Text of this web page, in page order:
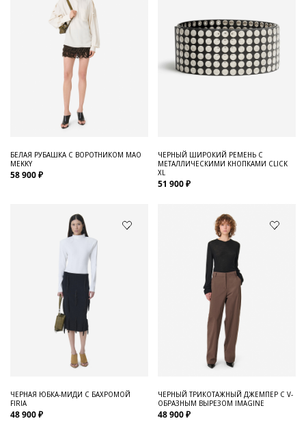
БЕЛАЯ РУБАШКА С ВОРОТНИКОМ МАО
MEKKY
58 900 ₽
ЧЕРНЫЙ ШИРОКИЙ РЕМЕНЬ С
МЕТАЛЛИЧЕСКИМИ КНОПКАМИ CLICK
XL
51 900 ₽
ЧЕРНАЯ ЮБКА-МИДИ С БАХРОМОЙ
FIRIA
48 900 ₽
ЧЕРНЫЙ ТРИКОТАЖНЫЙ ДЖЕМПЕР С V-
ОБРАЗНЫМ ВЫРЕЗОМ IMAGINE
48 900 ₽